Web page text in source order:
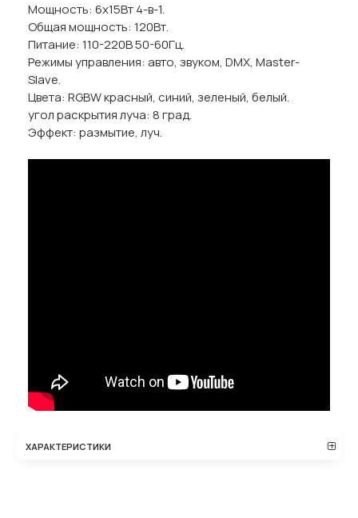
Мощность: 6х15Вт 4-в-1.
Общая мощность: 120Вт.
Питание: 110-220В 50-60Гц.
Режимы управления: авто, звуком, DMX, Master-
Slave.
Цвета: RGBW красный, синий, зеленый, белый.
угол раскрытия луча: 8 град.
Эффект: размытие, луч.
ХАРАКТЕРИСТИКИ